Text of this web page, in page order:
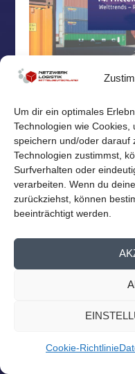
Um dir ein optimales
Technologien wie
speichern und/oder darauf
Technologien zustimmst,
Surfverhalten oder
verarbeiten. Wenn du
zurückziehst, können
beeinträchtigt werden.
Cookie-Richtlinie
vonNetzwerk Logistik|
Homepage
Logistiknetzwerk
13. September findet
WEITERLESEN